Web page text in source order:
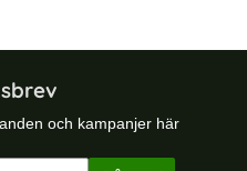
och kampanjer här